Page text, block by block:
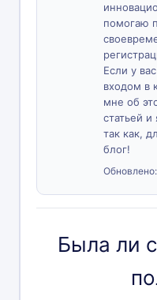
помогаю
Если у
входом в
мне об
статьей
так как,
блог!
Обновлено:
Была ли